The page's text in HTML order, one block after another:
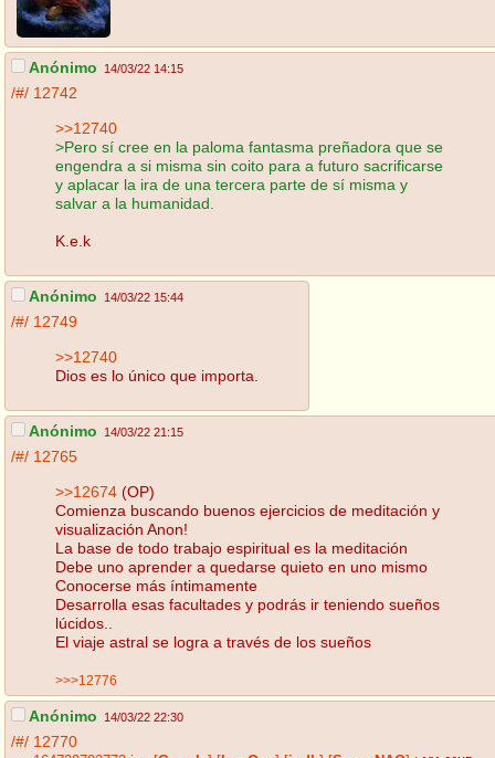
Anónimo 14/03/22 14:15
/#/ 12742
>>12740
>Pero sí cree en la paloma fantasma preñadora que se
engendra a si misma sin coito para a futuro sacrificarse
y aplacar la ira de una tercera parte de sí misma y
salvar a la humanidad.
K.e.k
Anónimo 14/03/22 15:44
/#/ 12749
>>12740
Dios es lo único que importa.
Anónimo 14/03/22 21:15
/#/ 12765
>>12674 (OP)
Comienza buscando buenos ejercicios de meditación y
visualización Anon!
La base de todo trabajo espiritual es la meditación
Debe uno aprender a quedarse quieto en uno mismo
Conocerse más íntimamente
Desarrolla esas facultades y podrás ir teniendo sueños
lúcidos..
El viaje astral se logra a través de los sueños
>>>12776
Anónimo 14/03/22 22:30
/#/ 12770